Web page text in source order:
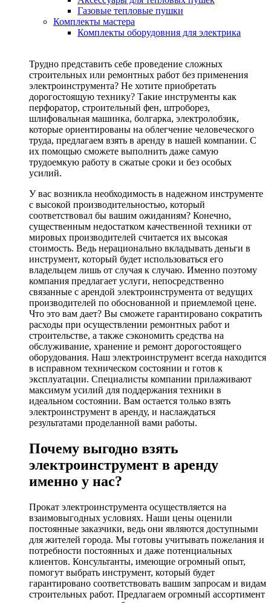
Газовые тепловые пушки
Комплекты мастера
Комплекты оборудовния для электрика
Трудно представить себе проведение сложных
строительных или ремонтных работ без применения
электроинструмента? Не хотите приобретать
дорогостоящую технику? Такие инструменты как
перфоратор, строительный фен, штроборез,
шлифовальная машинка, болгарка, электролобзик,
которые ориентированы на облегчение человеческого
труда, предлагаем взять в аренду в нашей компании. С
их помощью сможете выполнить даже самую
трудоемкую работу в сжатые сроки и без особых
усилий.
У вас возникла необходимость в надежном инструменте
с высокой производительностью, который
соответствовал бы вашим ожиданиям? Конечно,
существенным недостатком качественной техники от
мировых производителей считается их высокая
стоимость. Ведь нерационально вкладывать деньги в
инструмент, который будет использоваться его
владельцем лишь от случая к случаю. Именно поэтому
компания предлагает услуги, непосредственно
связанные с арендой электроинструмента от ведущих
производителей по обоснованной и приемлемой цене.
Что это вам дает? Вы сможете гарантировано сократить
расходы при осуществлении ремонтных работ и
строительстве, а также сэкономить средства на
обслуживание, хранение и ремонт дорогостоящего
оборудования. Наш электроинструмент всегда находится
в исправном техническом состоянии и готов к
эксплуатации. Специалисты компании прилаживают
максимум усилий для поддержания техники в
идеальном состоянии. Вам остается только взять
электроинструмент в аренду, и наслаждаться
результатами проделанной вами работы.
Почему выгодно взять
электроинструмент в аренду
именно у нас?
Прокат электроинструмента осуществляется на
взаимовыгодных условиях. Наши цены оценили
постоянные заказчики, ведь они являются доступными
для жителей города. Мы готовы учитывать пожелания и
потребности постоянных и даже потенциальных
клиентов. Консультанты, имеющие огромный опыт,
помогут выбрать инструмент, который будет
гарантировано соответствовать вашим запросам и видам
строительных работ. Предлагаем огромный ассортимент